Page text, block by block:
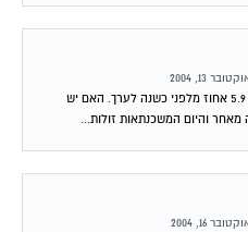
13, 2004
יש לי משכנתא צמודה בריבית קבועה של 5.9 אחוז מלפני כשנה לערך. האם יש
והיום המשכנתאות זולות...
16, 2004